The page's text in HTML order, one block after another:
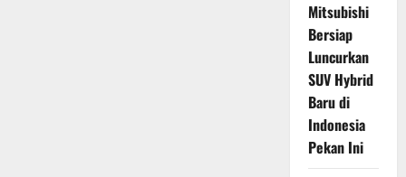
Mitsubishi
Bersiap
Luncurkan
SUV Hybrid
Baru di
Indonesia
Pekan Ini